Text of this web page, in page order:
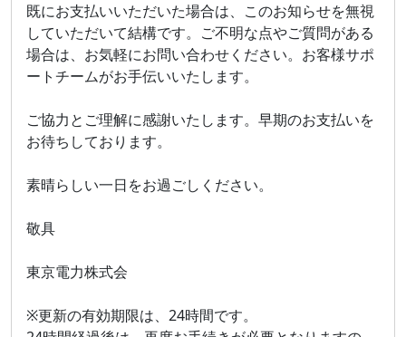
既にお支払いいただいた場合は、このお知らせを無視
していただいて結構です。ご不明な点やご質問がある
場合は、お気軽にお問い合わせください。お客様サポ
ートチームがお手伝いいたします。
ご協力とご理解に感謝いたします。早期のお支払いを
お待ちしております。
素晴らしい一日をお過ごしください。
敬具
東京電力株式会
※更新の有効期限は、24時間です。